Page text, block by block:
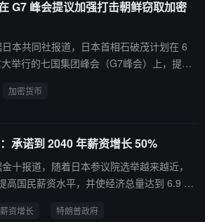
特朗普的生日，“虽然早了一天，但我想祝
”。（日本共同社）
G7 峰会提议加强打击朝鲜窃取加密
本共同社报道，日本首相石破茂计划在 6
举行的七国集团峰会（G7峰会）上，提出
政府相关人士透露，
加密货币
承诺到 2040 年薪资增长 50%
十报道，随着日本参议院选举越来越近，
高国民薪资水平，并使经济总量达到 6.9 万
到 1 千万亿日元，并将平均工资在目前水
薪资增长 特朗普政府